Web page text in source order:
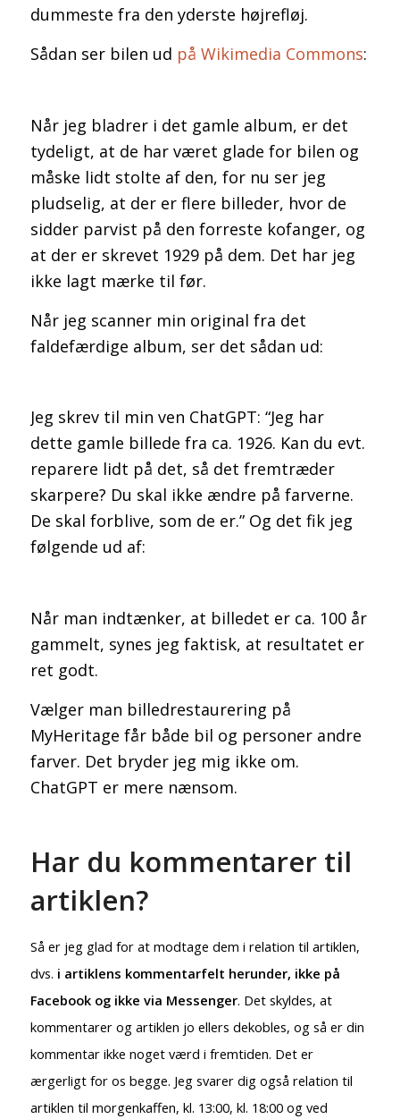
dummeste fra den yderste højrefløj.
Sådan ser bilen ud på Wikimedia Commons:
Når jeg bladrer i det gamle album, er det
tydeligt, at de har været glade for bilen og
måske lidt stolte af den, for nu ser jeg
pludselig, at der er flere billeder, hvor de
sidder parvist på den forreste kofanger, og
at der er skrevet 1929 på dem. Det har jeg
ikke lagt mærke til før.
Når jeg scanner min original fra det
faldefærdige album, ser det sådan ud:
Jeg skrev til min ven ChatGPT: “Jeg har
dette gamle billede fra ca. 1926. Kan du evt.
reparere lidt på det, så det fremtræder
skarpere? Du skal ikke ændre på farverne.
De skal forblive, som de er.” Og det fik jeg
følgende ud af:
Når man indtænker, at billedet er ca. 100 år
gammelt, synes jeg faktisk, at resultatet er
ret godt.
Vælger man billedrestaurering på
MyHeritage får både bil og personer andre
farver. Det bryder jeg mig ikke om.
ChatGPT er mere nænsom.
Har du kommentarer til
artiklen?
Så er jeg glad for at modtage dem i relation til artiklen,
dvs. i artiklens kommentarfelt herunder, ikke på
Facebook og ikke via Messenger. Det skyldes, at
kommentarer og artiklen jo ellers dekobles, og så er din
kommentar ikke noget værd i fremtiden. Det er
ærgerligt for os begge. Jeg svarer dig også relation til
artiklen til morgenkaffen, kl. 13:00, kl. 18:00 og ved